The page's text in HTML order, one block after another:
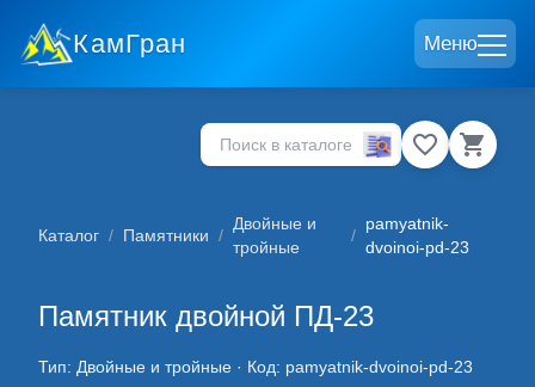
КамГран Меню
Каталог / Памятники /
Двойные и
тройные
/
pamyatnik-
dvoinoi-pd-23
Памятник двойной ПД-23
Тип: Двойные и тройные · Код: pamyatnik-dvoinoi-pd-23